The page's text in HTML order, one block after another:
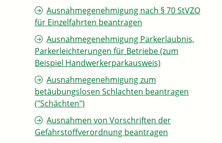
Ausnahmegenehmigung nach § 70 StVZO
für Einzelfahrten beantragen
Ausnahmegenehmigung Parkerlaubnis,
Parkerleichterungen für Betriebe (zum
Beispiel Handwerkerparkausweis)
Ausnahmegenehmigung zum
betäubungslosen Schlachten beantragen
("Schächten")
Ausnahmen von Vorschriften der
Gefahrstoffverordnung beantragen